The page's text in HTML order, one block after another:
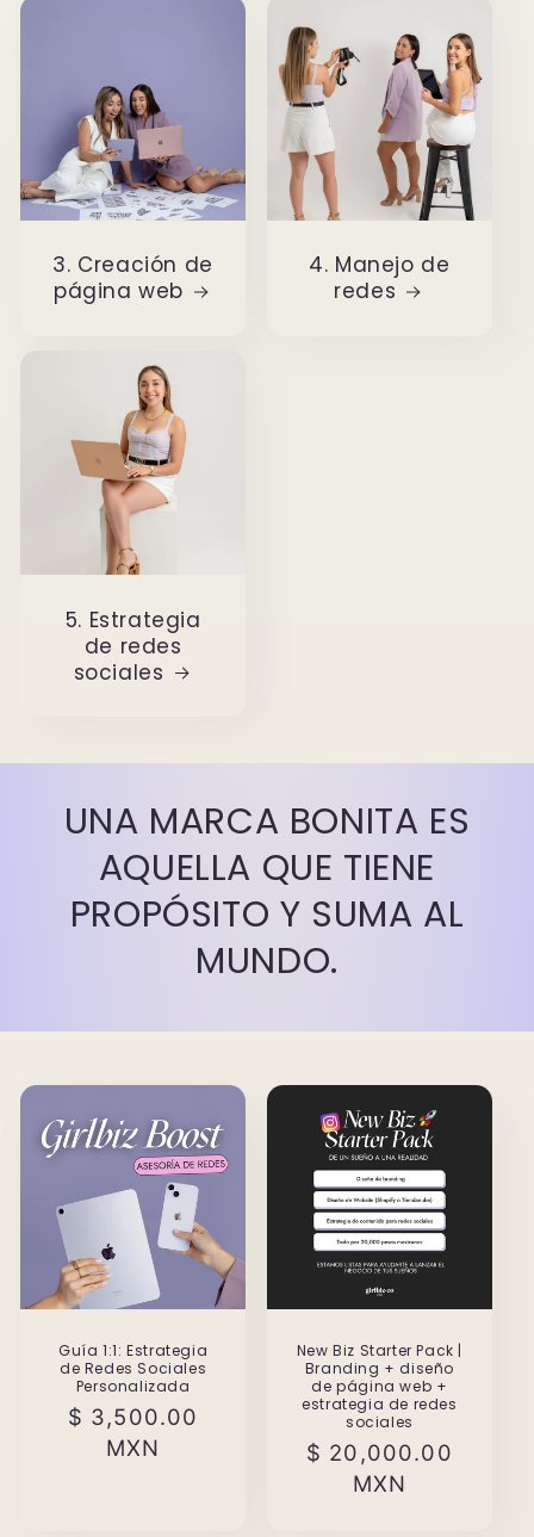
3. Creación de
página web
4. Manejo de
redes
5. Estrategia
de redes
sociales
UNA MARCA BONITA ES
AQUELLA QUE TIENE
PROPÓSITO Y SUMA AL
MUNDO.
Guía 1:1: Estrategia
de Redes Sociales
Personalizada
Precio
habitual
$ 3,500.00
MXN
New Biz Starter Pack |
Branding + diseño
de página web +
estrategia de redes
sociales
Precio
habitual
$ 20,000.00
MXN